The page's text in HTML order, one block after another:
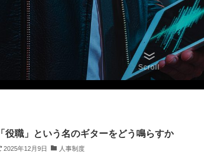
Scroll
「役職」という名のギターをどう鳴らすか
2025年12月9日 人事制度